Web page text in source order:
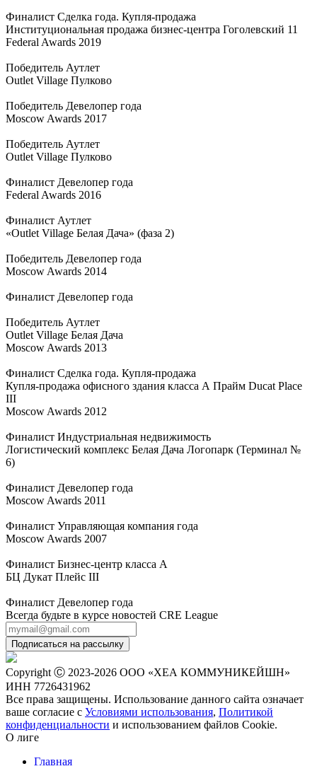
Финалист Сделка года. Купля-продажа
Институциональная продажа бизнес-центра Гоголевский 11
Federal Awards 2019
Победитель Аутлет
Outlet Village Пулково
Победитель Девелопер года
Moscow Awards 2017
Победитель Аутлет
Outlet Village Пулково
Финалист Девелопер года
Federal Awards 2016
Финалист Аутлет
«Outlet Village Белая Дача» (фаза 2)
Победитель Девелопер года
Moscow Awards 2014
Финалист Девелопер года
Победитель Аутлет
Outlet Village Белая Дача
Moscow Awards 2013
Финалист Сделка года. Купля-продажа
Купля-продажа офисного здания класса А Прайм Ducat Place
III
Moscow Awards 2012
Финалист Индустриальная недвижимость
Логистический комплекс Белая Дача Логопарк (Терминал №
6)
Финалист Девелопер года
Moscow Awards 2011
Финалист Управляющая компания года
Moscow Awards 2007
Финалист Бизнес-центр класса А
БЦ Дукат Плейс III
Финалист Девелопер года
Всегда будьте в курсе новостей CRE League
Подписаться на рассылку
Copyright Ⓒ 2023-2026 ООО «ХЕА КОММУНИКЕЙШН»
ИНН 7726431962
Все права защищены. Использование данного сайта означает
ваше согласие с Условиями использования, Политикой
конфиденциальности и использованием файлов Сookie.
О лиге
Главная